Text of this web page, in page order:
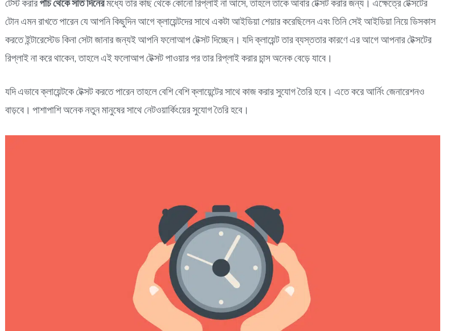
টেস্ট করার পাঁচ থেকে সাত দিনেরমধ্যে তার কাছ থেকে কোনো রিপ্লাই না আসে, তাহলে তাকে আবার টেক্সট করার জন্য। এক্ষেত্রে টেক্সটের
টোন এমন রাখতে পারেন যে আপনি কিছুদিন আগে ক্লায়েন্টদের সাথে একটা আইডিয়া শেয়ার করেছিলেন এবং তিনি সেই আইডিয়া নিয়ে ডিসকাস
করতে ইন্টারেস্টেড কিনা সেটা জানার জন্যই আপনি ফলোআপ টেক্সট দিচ্ছেন। যদি ক্লায়েন্ট তার ব্যস্ততার কারণে এর আগে আপনার টেক্সটের
রিপ্লাই না করে থাকেন, তাহলে এই ফলোআপ টেক্সট পাওয়ার পর তার রিপ্লাই করার চান্স অনেক বেড়ে যাবে।
যদি এভাবে ক্লায়েন্টকে টেক্সট করতে পারেন তাহলে বেশি বেশি ক্লায়েন্টের সাথে কাজ করার সুযোগ তৈরি হবে। এতে করে আর্নিং জেনারেশনও
বাড়বে। পাশাপাশি অনেক নতুন মানুষের সাথে নেটওয়ার্কিংয়ের সুযোগ তৈরি হবে।